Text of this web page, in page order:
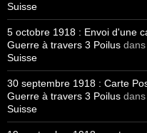
Suisse
5 octobre 1918 : Envoi d'une
Guerre à travers 3 Poilus dans
Suisse
30 septembre 1918 : Carte
Guerre à travers 3 Poilus dans
Suisse